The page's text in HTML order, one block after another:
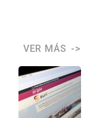
VER MÁS